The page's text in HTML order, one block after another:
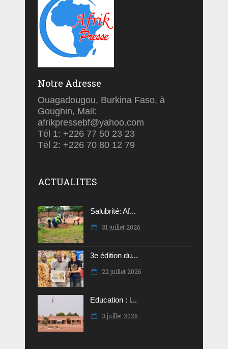
Notre Adresse
Ouagadougou, Burkina Faso, à
Goughin, Mail:
afrikpressebf@yahoo.com
Tél 1: +226 77 50 23 23
Tél 2: +226 70 80 12 79
ACTUALITES
Salubrité: Af...
31 juillet 2026
3e édition du...
22 juillet 2026
Education : l...
3 juillet 2026